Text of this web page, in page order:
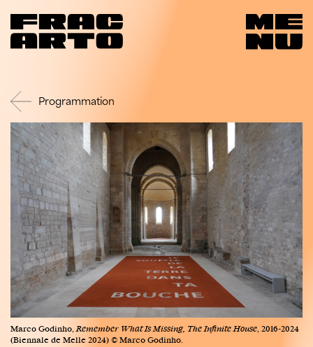
Programmation
Marco Godinho, Remember What Is Missing, The Infinite House , 2016-2024
(Biennale de Melle 2024) © Marco Godinho.